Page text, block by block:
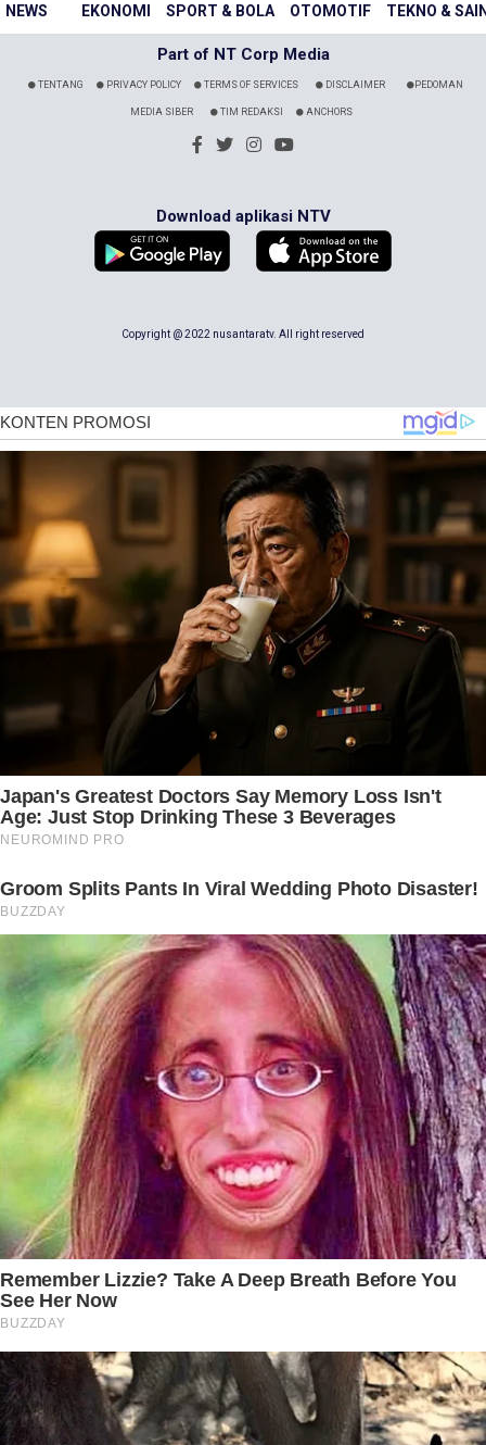
NEWS EKONOMI SPORT & BOLA OTOMOTIF TEKNO &
Part of NT Corp Media
TENTANG PRIVACY POLICY TERMS OF SERVICES DISCLAIMER PEDOMAN
MEDIA SIBER TIM REDAKSI ANCHORS
Download aplikasi NTV
Copyright @ 2022 nusantaratv. All right reserved